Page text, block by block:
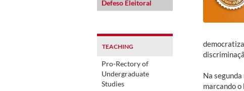
Defeso Eleitoral
TEACHING
Pro-Rectory of
Undergraduate
Studies
Na
marcando